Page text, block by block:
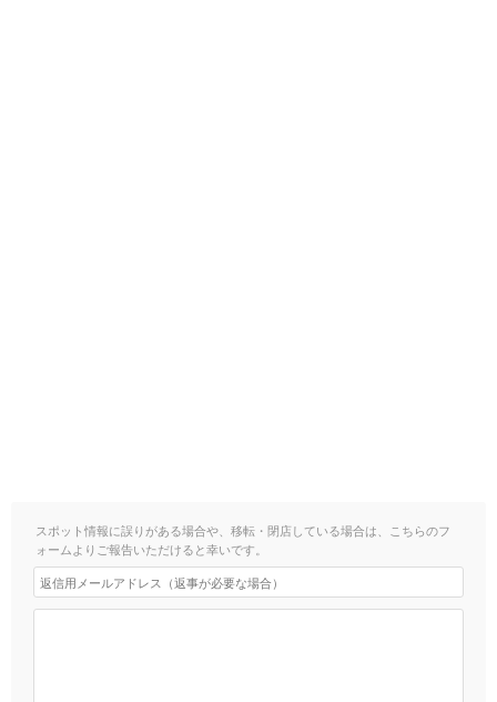
スポット情報に誤りがある場合や、移転・閉店している場合は、こちらのフ
ォームよりご報告いただけると幸いです。